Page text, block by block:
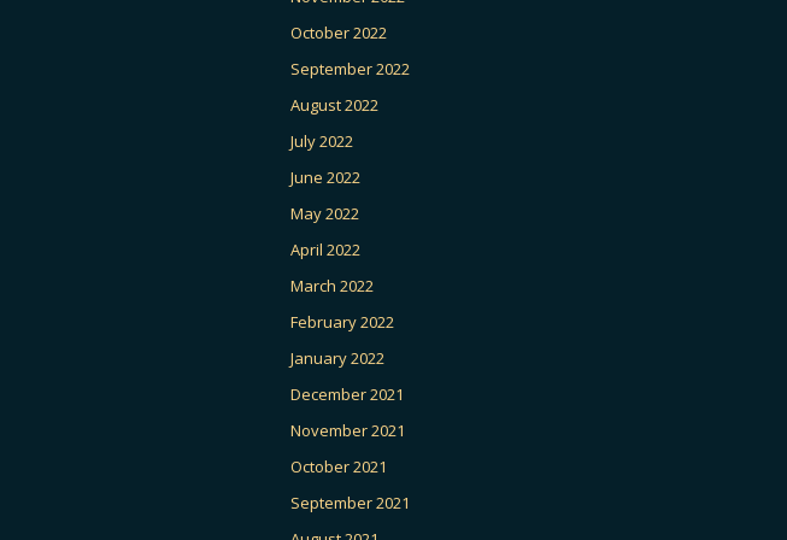
October 2022
September 2022
August 2022
July 2022
June 2022
May 2022
April 2022
March 2022
February 2022
January 2022
December 2021
November 2021
October 2021
September 2021